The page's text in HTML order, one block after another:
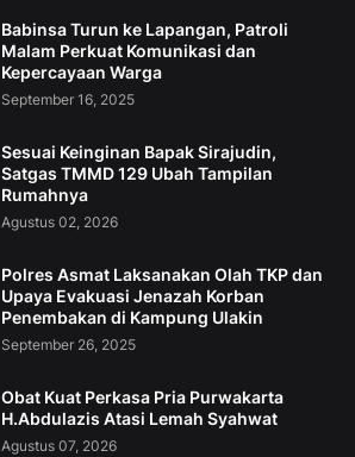
Babinsa Turun ke Lapangan, Patroli
Malam Perkuat Komunikasi dan
Kepercayaan Warga
September 16, 2025
Sesuai Keinginan Bapak Sirajudin,
Satgas TMMD 129 Ubah Tampilan
Rumahnya
Agustus 02, 2026
Polres Asmat Laksanakan Olah TKP dan
Upaya Evakuasi Jenazah Korban
Penembakan di Kampung Ulakin
September 26, 2025
Obat Kuat Perkasa Pria Purwakarta
H.Abdulazis Atasi Lemah Syahwat
Agustus 07, 2026